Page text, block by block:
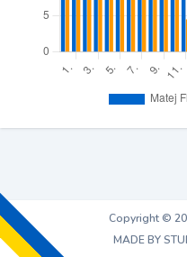
Copyright ©
MADE BY